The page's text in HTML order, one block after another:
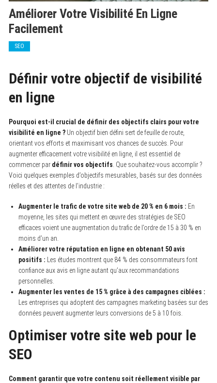
Améliorer Votre Visibilité En Ligne
Facilement
SEO
Définir votre objectif de visibilité
en ligne
Pourquoi est-il crucial de définir des objectifs clairs pour votre
visibilité en ligne ?Un objectif bien défini sert de feuille de route,
orientant vos efforts et maximisant vos chances de succès. Pour
augmenter efficacement votre visibilité en ligne, il est essentiel de
commencer par définir vos objectifs . Que souhaitez-vous accomplir ?
Voici quelques exemples d’objectifs mesurables, basés sur des données
réelles et des attentes de l’industrie :
Augmenter le trafic de votre site web de 20 % en 6 mois : En
moyenne, les sites qui mettent en œuvre des stratégies de SEO
efficaces voient une augmentation du trafic de l’ordre de 15 à 30 % en
moins d’un an.
Améliorer votre réputation en ligne en obtenant 50 avis
positifs : Les études montrent que 84 % des consommateurs font
confiance aux avis en ligne autant qu’aux recommandations
personnelles.
Augmenter les ventes de 15 % grâce à des campagnes ciblées :
Les entreprises qui adoptent des campagnes marketing basées sur des
données peuvent augmenter leurs conversions de 5 à 10 fois.
Optimiser votre site web pour le
SEO
Comment garantir que votre contenu soit réellement visible par